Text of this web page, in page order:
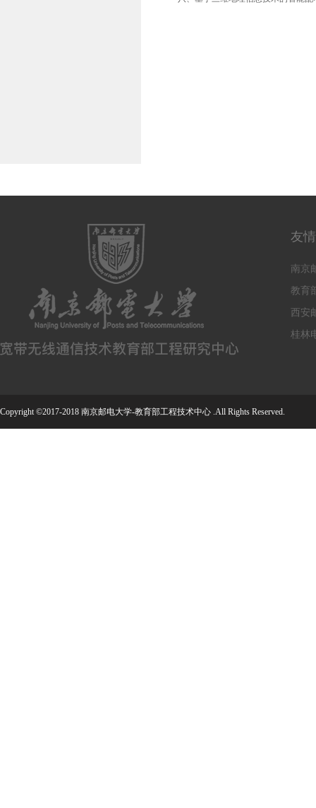
友
南京
教育
西安
桂林
Copyright ©2017-2018 南京邮电大学-教育部工程技术中心 .All Rights Reserved.